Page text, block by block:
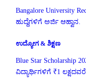
Bangalore University
ಹುದ್ದೆಗಳಿಗೆ ಅರ್ಜಿ ಆಹ್ವಾನ.
ಉದ್ಯೋಗ & ಶಿಕ್ಷಣ
Blue Star
ವಿದ್ಯಾರ್ಥಿಗಳಿಗೆ ₹1